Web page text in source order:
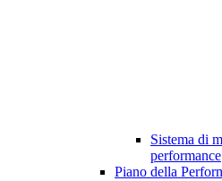
Sistema di
performance
Piano della